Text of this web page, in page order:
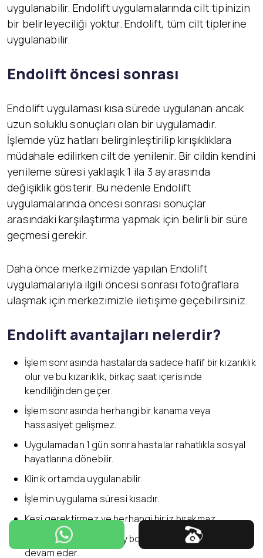
uygulanabilir. Endolift uygulamalarında cilt tipinizin
bir belirleyeciliği yoktur. Endolift, tüm cilt tiplerine
uygulanabilir.
Endolift öncesi sonrası
Endolift uygulaması kısa sürede uygulanan ancak
uzun soluklu sonuçları olan bir uygulamadır.
İşlemde yüz hatları belirginleştirilip kırışıklıklara
müdahale edilirken cilt de yenilenir. Bir cildin kendini
yenileme süresi yaklaşık 1 ila 3 ay arasında
değişiklik gösterir. Bu nedenle Endolift
uygulamalarında öncesi sonrası sonuçlar
arasındaki karşılaştırma yapmak için belirli bir süre
geçmesi gerekir.
Daha önce merkezimizde yapılan Endolift
uygulamalarıyla ilgili öncesi sonrası fotoğraflara
ulaşmak için merkezimizle iletişime geçebilirsiniz.
Endolift avantajları nelerdir?
İşlem sonrasında hastalarda sadece hafif bir kızarıklık
olur ve bu kızarıklık, birkaç saat içerisinde
kendiliğinden geçer.
İşlem sonrasında herhangi bir kanama veya
hassasiyet gelişmez.
Uygulamadan 1 gün sonra hastalar rahatlıkla sosyal
hayatlarına dönebilir.
Klinik ortamda uygulanabilir.
İşlemin uygulama süresi kısadır.
Kesi gerektirmez ve herhangi bir iz bırakmaz.
İşlemden sonraki 3-4 ay boyunca ciltte yenilenme
devam eder.